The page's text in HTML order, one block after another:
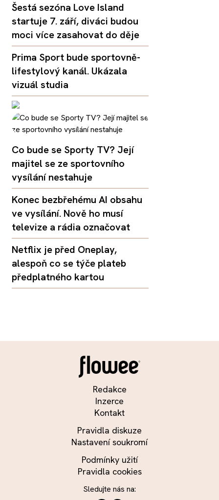
Šestá sezóna Love Island
startuje 7. září, diváci budou
moci více zasahovat do děje
Prima Sport bude sportovně-
lifestylový kanál. Ukázala
vizuál studia
Co bude se Sporty TV? Její
majitel se ze sportovního
vysílání nestahuje
Konec bezbřehému AI obsahu
ve vysílání. Nově ho musí
televize a rádia označovat
Netflix je před Oneplay,
alespoň co se týče plateb
předplatného kartou
Redakce
Inzerce
Kontakt
Pravidla diskuze
Nastavení soukromí
Podmínky užití
Pravidla cookies
Sledujte nás na: